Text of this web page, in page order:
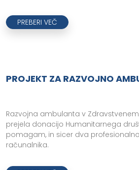
PREBERI VEČ
PROJEKT ZA RAZVOJNO
Razvojna ambulanta v
prejela donacijo Humanitarnega
pomagam, in sicer dva
računalnika.